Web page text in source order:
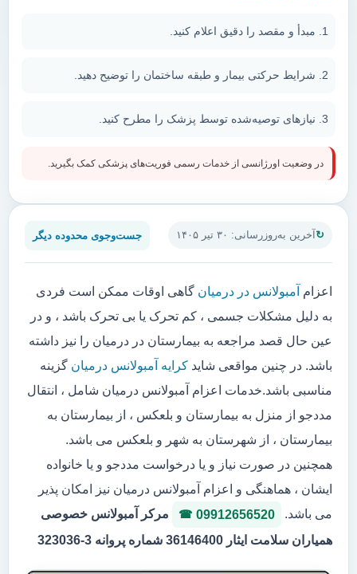
آخرین به‌روزرسانی: ۳۰ تیر ۱۴۰۵ جست‌وجوی محدوده دیگر
اعزام آمبولانس در درمیان گاهی اوقات ممکن است فردی
به دلیل مشکلات جسمی ، کم تحرک یا بی تحرک باشد ، و در
عین حال قصد مراجعه به بیمارستان در درمیان را نیز داشته
باشد. در چنین مواقعی شاید کرایه آمبولانس درمیان گزینه
مناسبی باشد.خدمات اعزام آمبولانس درمیان شامل ، انتقال
مددجو از منزل به بیمارستان و بلعکس ، از بیمارستان به
بیمارستان ، از شهرستان به شهر و بلعکس می باشد.
همچنین در صورت نیاز و یا درخواست مددجو و یا خانواده
ایشان ، هماهنگی و اعزام آمبولانس درمیان نیز امکان پذیر
می باشد.
09912656520
مرکر آمبولانس خصوصی
همیاران سلامت ایثار 36146400 شماره پروانه 3-323036
مبدأ و مقصد را دقیق اعلام کنید.
شرایط حرکتی بیمار و طبقه ساختمان را توضیح دهید.
نیازهای توصیه‌شده توسط پزشک را مطرح کنید.
در وضعیت اورژانسی از خدمات رسمی فوریت‌های پزشکی کمک بگیرید.